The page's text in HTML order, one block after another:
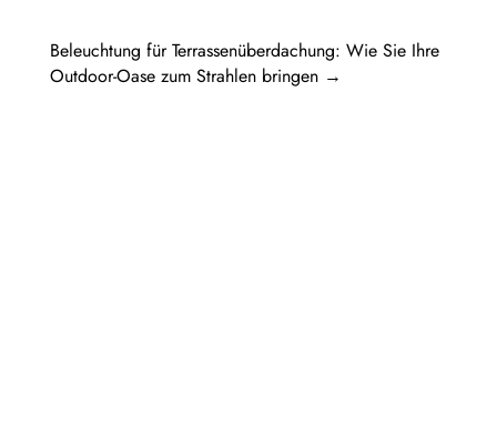
Beleuchtung für Terrassenüberdachung: Wie Sie Ihre
Outdoor-Oase zum Strahlen bringen→